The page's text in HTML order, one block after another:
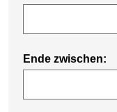
Ende zwischen: